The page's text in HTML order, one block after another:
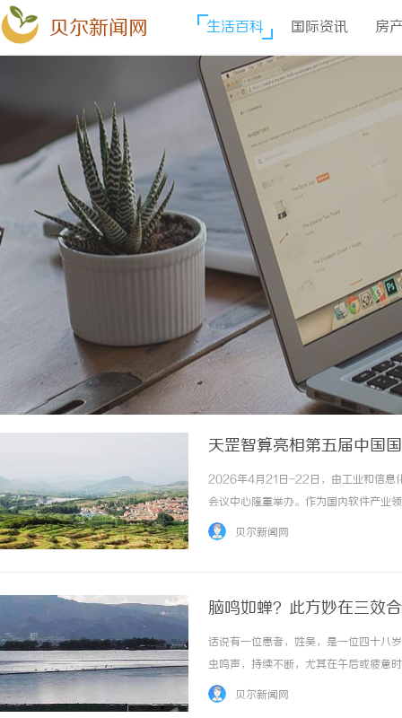
贝尔新闻网 生活百科 国际资讯 房
天罡智算亮相第五届中国
2026年4月21日-22日，由工业和信息
会议中心隆重举办。作为国内软件产业
智能与软件变革——AI融合与数智出海
贝尔新闻网
脑鸣如蝉？此方妙在三效
话说有一位患者，姓吴，是一位四十八
虫鸣声，持续不断，尤其在午后或疲惫
时，他感到腰腿酸软无力，上下楼梯时
贝尔新闻网